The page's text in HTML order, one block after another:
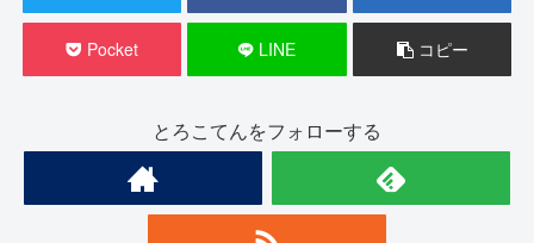
Pocket LINE コピー
とろこてんをフォローする